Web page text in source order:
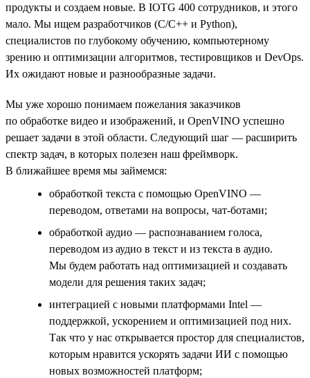
продукты и создаем новые. В IOTG 400 сотрудников, и этого
мало. Мы ищем разработчиков (С/С++ и Python),
специалистов по глубокому обучению, компьютерному
зрению и оптимизации алгоритмов, тестировщиков и DevOps.
Их ожидают новые и разнообразные задачи.
Мы уже хорошо понимаем пожелания заказчиков
по обработке видео и изображений, и OpenVINO успешно
решает задачи в этой области. Следующий шаг — расширить
спектр задач, в которых полезен наш фреймворк.
В ближайшее время мы займемся:
обработкой текста с помощью OpenVINO —
переводом, ответами на вопросы, чат-ботами;
обработкой аудио — распознаванием голоса,
переводом из аудио в текст и из текста в аудио.
Мы будем работать над оптимизацией и создавать
модели для решения таких задач;
интеграцией с новыми платформами Intel —
поддержкой, ускорением и оптимизацией под них.
Так что у нас открывается простор для специалистов,
которым нравится ускорять задачи ИИ с помощью
новых возможностей платформ;